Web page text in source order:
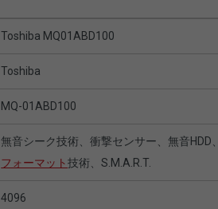
Toshiba MQ01ABD100
Toshiba
MQ-01ABD100
無音シーク技術、衝撃センサー、無音HDD、
フォーマット技術、S.M.A.R.T.
4096